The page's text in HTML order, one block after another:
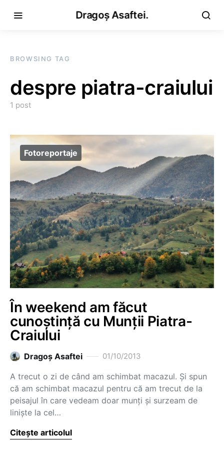
Dragoș Asaftei.
BROWSING TAG
despre piatra-craiului
1 post
Fotoreportaje
În weekend am făcut
cunoștință cu Munții Piatra-
Craiului
Dragoş Asaftei 01/10/2013
A trecut o zi de când am schimbat macazul. Și spun
că am schimbat macazul pentru că am trecut de la
peisajul în care vedeam doar munți și surzeam de
liniște la cel…
Citește articolul